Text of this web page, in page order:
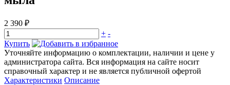
2 390 ₽
+ -
Купить
Уточняйте информацию о комплектации, наличии и цене у
администратора сайта. Вся информация на сайте носит
справочный характер и не является публичной офертой
Характеристики Описание